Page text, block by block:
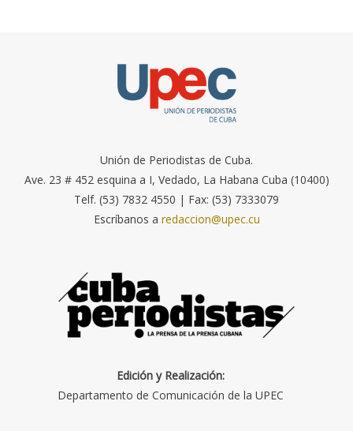
Unión de Periodistas de Cuba.
Ave. 23 # 452 esquina a I, Vedado, La Habana Cuba (10400)
Telf. (53) 7832 4550 | Fax: (53) 7333079
Escríbanos a redaccion@upec.cu
Edición y Realización:
Departamento de Comunicación de la UPEC